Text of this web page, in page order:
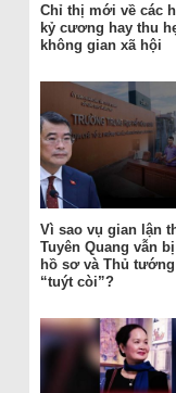
Chỉ thị mới về các
kỷ cương hay thu
không gian xã hội
Vì sao vụ gian lận
Tuyên Quang vẫn
hồ sơ và Thủ
“tuýt còi”?